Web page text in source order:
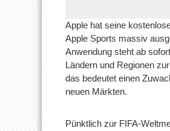
Apple hat seine
Apple Sports massiv
Anwendung steht ab
Ländern und Regionen
das bedeutet einen
neuen Märkten.
Pünktlich zur FIFA-